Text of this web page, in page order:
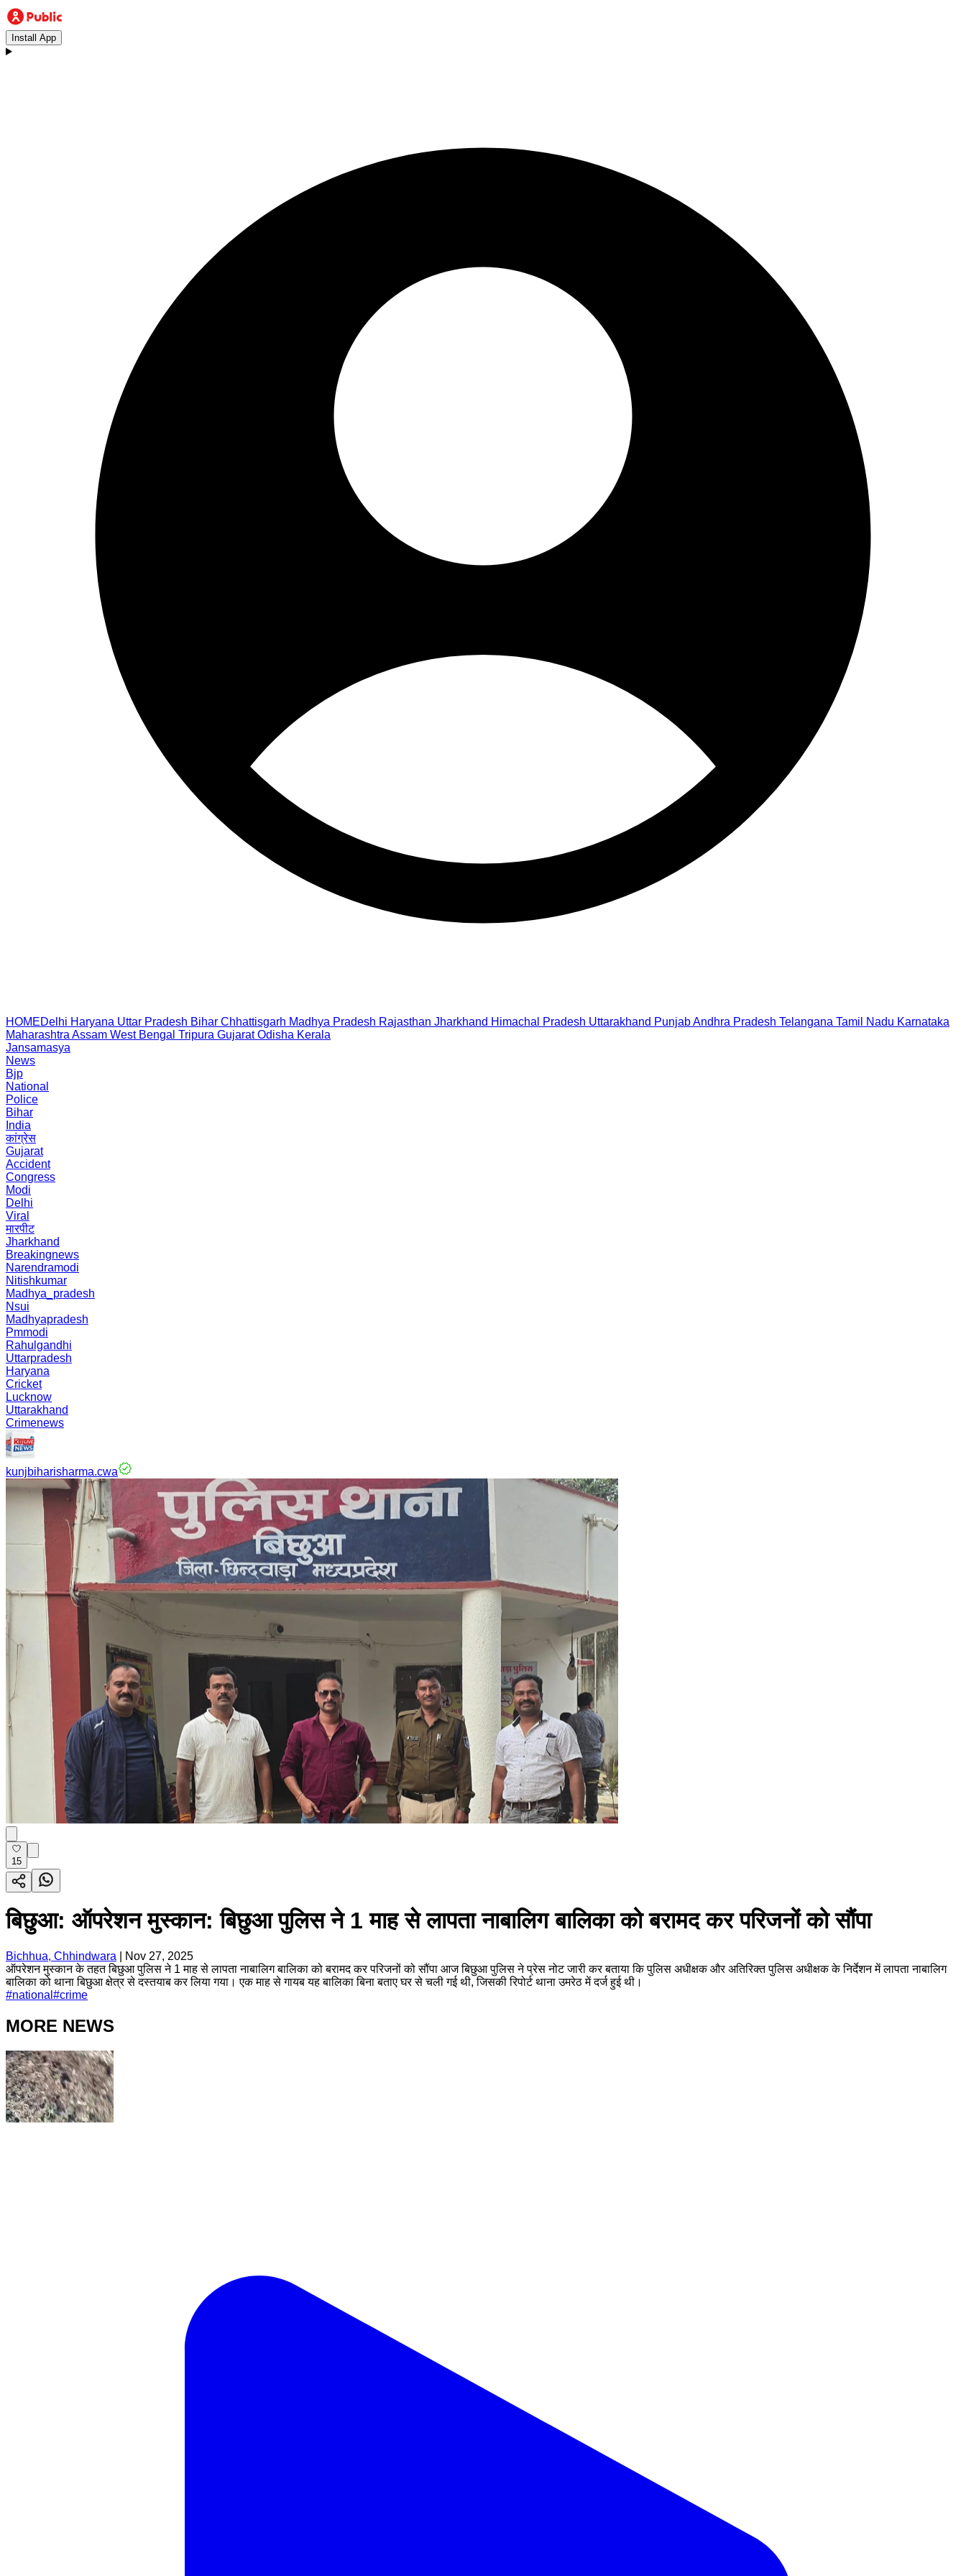
Install App
HOMEDelhi Haryana Uttar Pradesh Bihar Chhattisgarh Madhya Pradesh Rajasthan Jharkhand Himachal Pradesh Uttarakhand PunjabAndhra Pradesh Telangana Tamil Nadu Karnataka
Maharashtra Assam West Bengal Tripura Gujarat Odisha Kerala
Jansamasya
News
Bjp
National
Police
Bihar
India
कांग्रेस
Gujarat
Accident
Congress
Modi
Delhi
Viral
मारपीट
Jharkhand
Breakingnews
Narendramodi
Nitishkumar
Madhya_pradesh
Nsui
Madhyapradesh
Pmmodi
Rahulgandhi
Uttarpradesh
Haryana
Cricket
Lucknow
Uttarakhand
Crimenews
kunjbiharisharma.cwa
15
बिछुआ: ऑपरेशन मुस्कान: बिछुआ पुलिस ने 1 माह से लापता नाबालिग बालिका को बरामद कर परिजनों को सौंपा
Bichhua, Chhindwara
Nov 27, 2025
ऑपरेशन मुस्कान के तहत बिछुआ पुलिस ने 1 माह से लापता नाबालिग बालिका को बरामद कर परिजनों को सौंपा आज बिछुआ पुलिस ने प्रेस नोट जारी कर बताया कि पुलिस अधीक्षक और अतिरिक्त पुलिस अधीक्षक के निर्देशन में लापता नाबालिग
बालिका को थाना बिछुआ क्षेत्र से दस्तयाब कर लिया गया। एक माह से गायब यह बालिका बिना बताए घर से चली गई थी, जिसकी रिपोर्ट थाना उमरेठ में दर्ज हुई थी।
#national #crime
MORE NEWS